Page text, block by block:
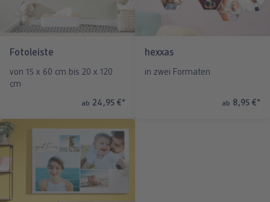
Fotoleiste
von 15 x 60 cm bis 20 x 120
cm
ab 24,95 €*
hexxas
in zwei Formaten
ab 8,95 €*